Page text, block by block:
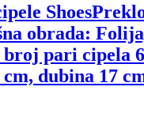
Shoes
obrada:
pari cipela
dubina 17